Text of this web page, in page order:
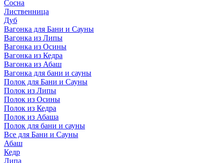
Сосна
Лиственница
Дуб
Вагонка для Бани и Сауны
Вагонка из Липы
Вагонка из Осины
Вагонка из Кедра
Вагонка из Абаш
Вагонка для бани и сауны
Полок для Бани и Сауны
Полок из Липы
Полок из Осины
Полок из Кедра
Полок из Абаша
Полок для бани и сауны
Все для Бани и Сауны
Абаш
Кедр
Липа